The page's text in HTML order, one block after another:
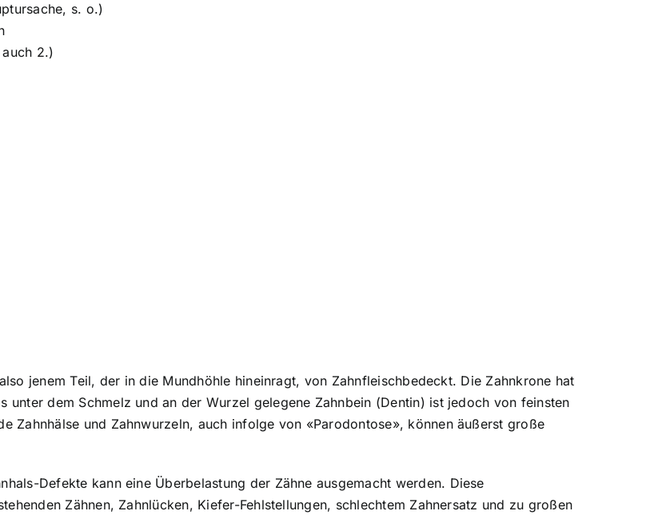
s. o.)
2.)
jenem Teil, der in die Mundhöhle hineinragt, von Zahnfleischbedeckt. Die Zahnkrone hat
unter dem Schmelz und an der Wurzel gelegene Zahnbein (Dentin) ist jedoch von feinsten
Zahnhälse und Zahnwurzeln, auch infolge von «Parodontose», können äußerst große
Defekte kann eine Überbelastung der Zähne ausgemacht werden. Diese
Zähnen, Zahnlücken, Kiefer-Fehlstellungen, schlechtem Zahnersatz und zu großen